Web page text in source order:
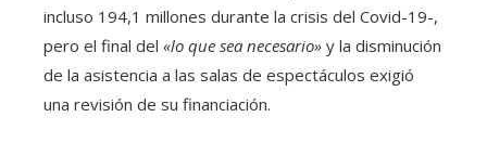
incluso 194,1 millones durante la crisis del Covid-19-,
pero el final del «lo que sea necesario» y la disminución
de la asistencia a las salas de espectáculos exigió
una revisión de su financiación.